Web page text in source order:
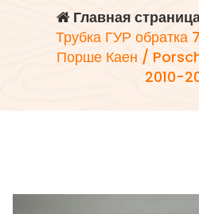
Главная
Трубка ГУР обратка
Порше Каен /
2010-